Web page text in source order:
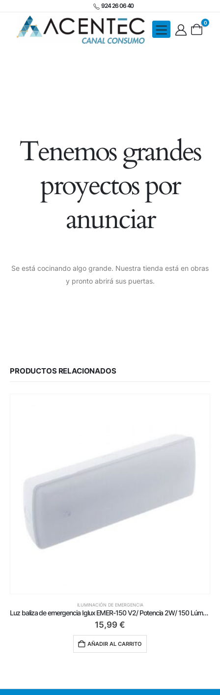
924 26 06 40
0
Tenemos grandes
proyectos por
anunciar
Se está cocinando algo grande. Nuestra tienda está en obras
y pronto abrirá sus puertas.
PRODUCTOS RELACIONADOS
ILUMINACIÓN DE EMERGENCIA
Luz baliza de emergencia Iglux EMER-150 V2/ Potencia 2W/ 150 Lúmenes/ 6000ºK/ Ángulo de apertura 120º
15,99 €
AÑADIR AL CARRITO